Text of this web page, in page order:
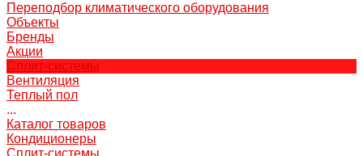
Переподбор климатического оборудования
Объекты
Бренды
Акции
Сплит-системы
Вентиляция
Теплый пол
...
Каталог товаров
Кондиционеры
Сплит-системы